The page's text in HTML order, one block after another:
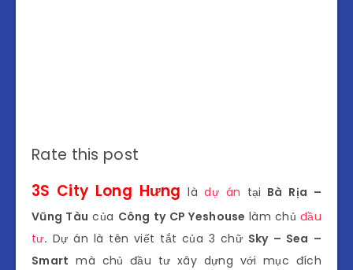
Rate this post
3S City Long Hưng làdự án tại Bà Rịa –
Vũng Tàu của Công ty CP Yeshouse làm chủđầu
tư. Dự án là tên viết tắt của 3 chữ Sky – Sea –
Smart mà chủ đầu tư xây dựng với mục đích